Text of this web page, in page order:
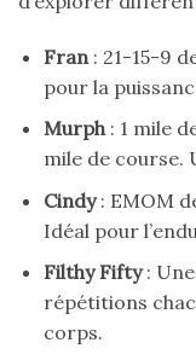
Fran: 21-15-9
pour la
Murph: 1 mile
mile de course.
Cindy: EMOM
Idéal pour
Filthy Fifty: Une
répétitions
corps.